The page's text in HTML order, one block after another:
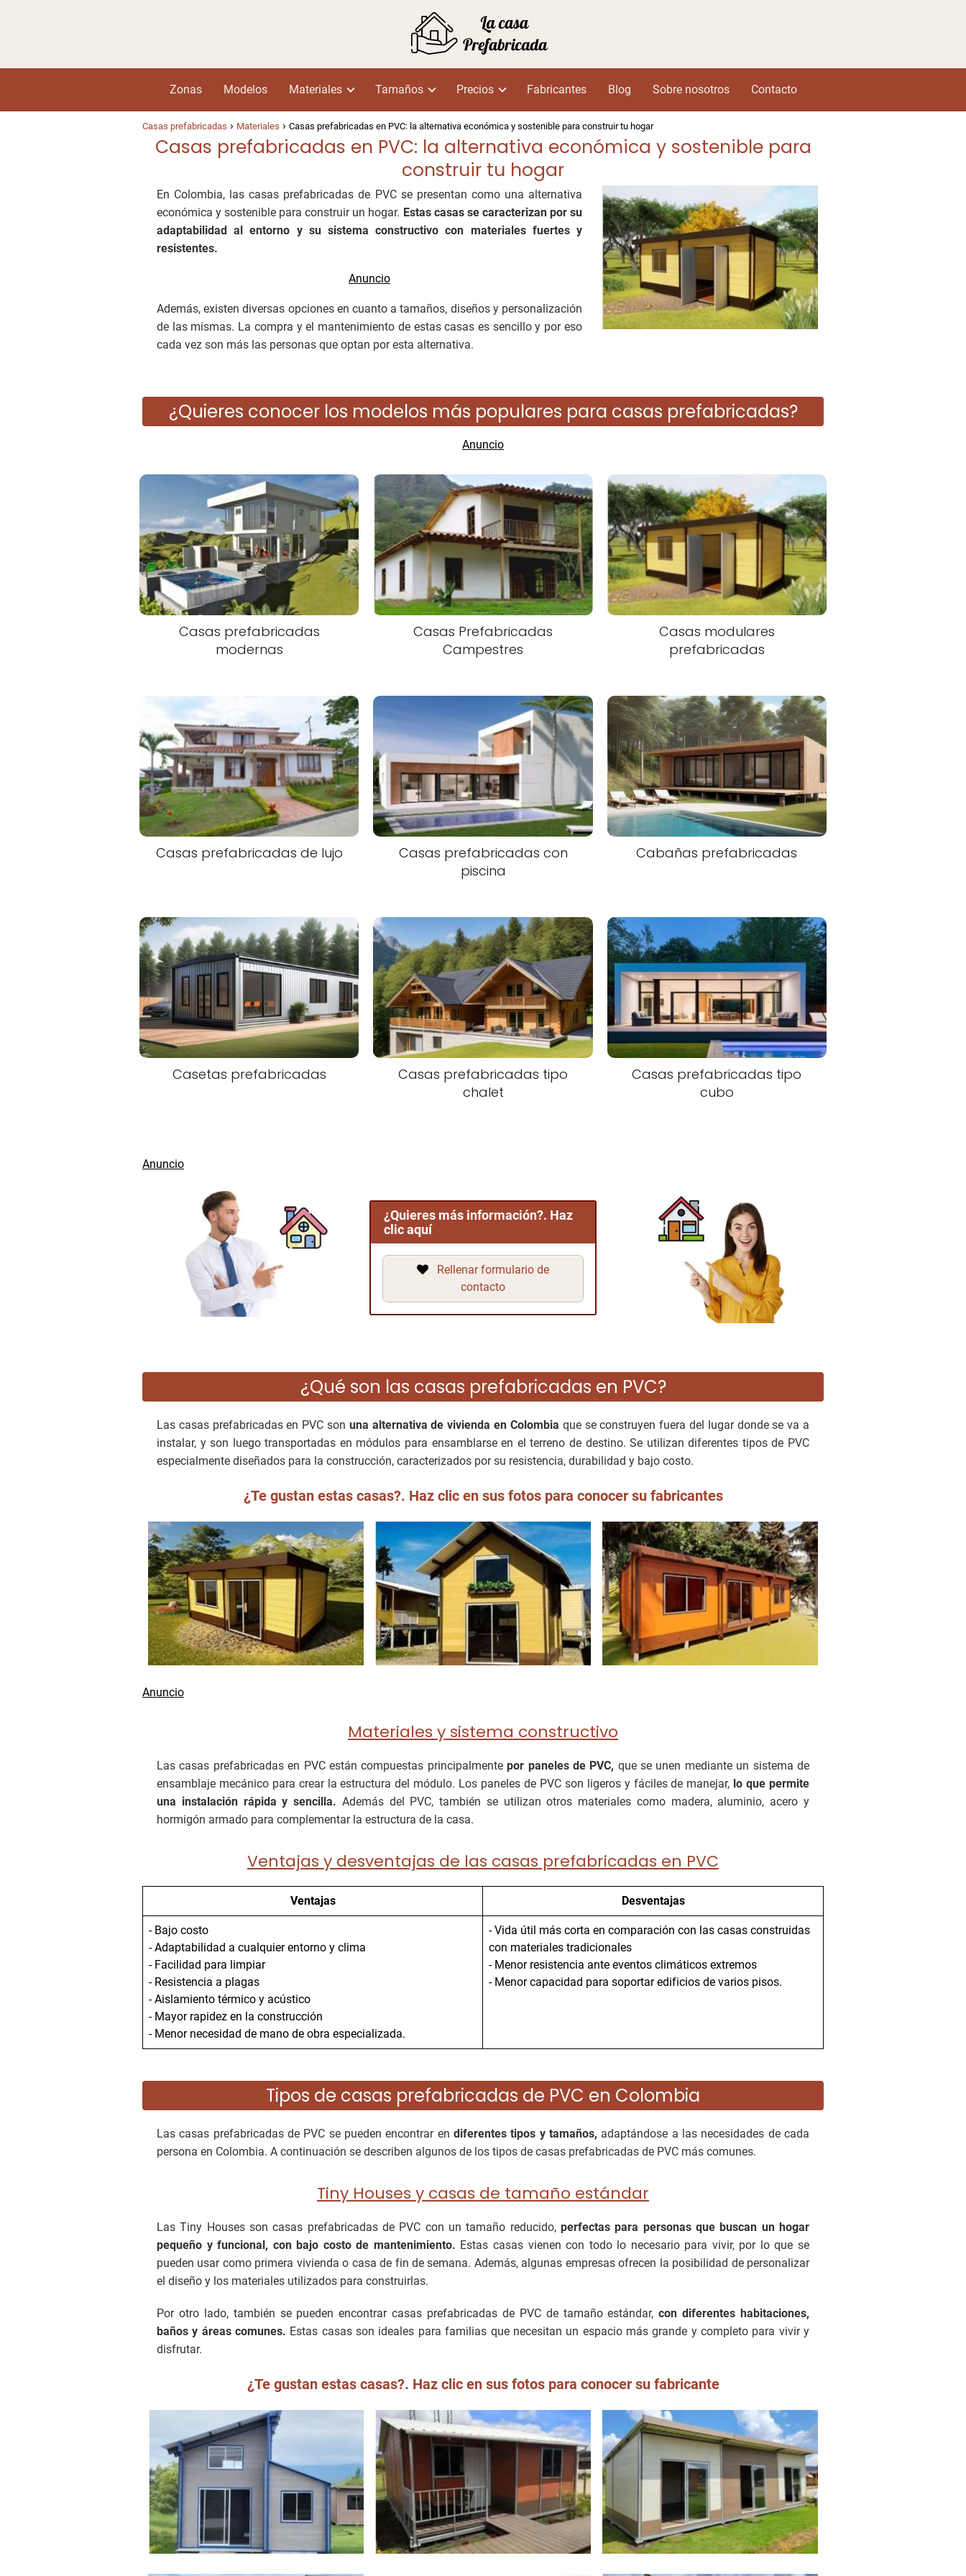
Zonas Modelos Materiales Tamaños Precios Fabricantes Blog Sobre nosotros Contacto
Casas prefabricadas Materiales Casas prefabricadas en PVC: la alternativa económica y sostenible para construir tu hogar
Casas prefabricadas en PVC: la alternativa económica y sostenible para
construir tu hogar
En Colombia, las casas prefabricadas de PVC se presentan como una alternativa
económica y sostenible para construir un hogar. Estas casas se caracterizan por su
adaptabilidad al entorno y su sistema constructivo con materiales fuertes y
resistentes.
Además, existen diversas opciones en cuanto a tamaños, diseños y personalización
de las mismas. La compra y el mantenimiento de estas casas es sencillo y por eso
cada vez son más las personas que optan por esta alternativa.
¿Quieres conocer los modelos más populares para casas prefabricadas?
Casas prefabricadas
modernas
Casas Prefabricadas
Campestres
Casas modulares
prefabricadas
Casas prefabricadas de lujo
Casas prefabricadas con
piscina
Cabañas prefabricadas
Casetas prefabricadas
Casas prefabricadas tipo
chalet
Casas prefabricadas tipo
cubo
¿Quieres más información?. Haz
clic aquí
Rellenar formulario de
contacto
¿Qué son las casas prefabricadas en PVC?
Las casas prefabricadas en PVC son una alternativa de vivienda en Colombia que se construyen fuera del lugar donde se va a
instalar, y son luego transportadas en módulos para ensamblarse en el terreno de destino. Se utilizan diferentes tipos de PVC
especialmente diseñados para la construcción, caracterizados por su resistencia, durabilidad y bajo costo.
¿Te gustan estas casas?. Haz clic en sus fotos para conocer su fabricantes
Materiales y sistema constructivo
Las casas prefabricadas en PVC están compuestas principalmentepor paneles de PVC, que se unen mediante un sistema de
ensamblaje mecánico para crear la estructura del módulo. Los paneles de PVC son ligeros y fáciles de manejar, lo que permite
una instalación rápida y sencilla. Además del PVC, también se utilizan otros materiales como madera, aluminio, acero y
hormigón armado para complementar la estructura de la casa.
Ventajas y desventajas de las casas prefabricadas en PVC
Ventajas Desventajas
- Bajo costo
- Adaptabilidad a cualquier entorno y clima
- Facilidad para limpiar
- Resistencia a plagas
- Aislamiento térmico y acústico
- Mayor rapidez en la construcción
- Menor necesidad de mano de obra especializada.
- Vida útil más corta en comparación con las casas construidas
con materiales tradicionales
- Menor resistencia ante eventos climáticos extremos
- Menor capacidad para soportar edificios de varios pisos.
Tipos de casas prefabricadas de PVC en Colombia
Las casas prefabricadas de PVC se pueden encontrar en diferentes tipos y tamaños, adaptándose a las necesidades de cada
persona en Colombia. A continuación se describen algunos de los tipos de casas prefabricadas de PVC más comunes.
Tiny Houses y casas de tamaño estándar
Las Tiny Houses son casas prefabricadas de PVC con un tamaño reducido, perfectas para personas que buscan un hogar
pequeño y funcional, con bajo costo de mantenimiento. Estas casas vienen con todo lo necesario para vivir, por lo que se
pueden usar como primera vivienda o casa de fin de semana. Además, algunas empresas ofrecen la posibilidad de personalizar
el diseño y los materiales utilizados para construirlas.
Por otro lado, también se pueden encontrar casas prefabricadas de PVC de tamaño estándar,con diferentes habitaciones,
baños y áreas comunes. Estas casas son ideales para familias que necesitan un espacio más grande y completo para vivir y
disfrutar.
¿Te gustan estas casas?. Haz clic en sus fotos para conocer su fabricante